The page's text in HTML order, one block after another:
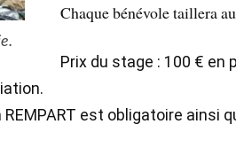
Chaque bénévole taillera
Prix du stage : 100 € en
REMPART est obligatoire ainsi